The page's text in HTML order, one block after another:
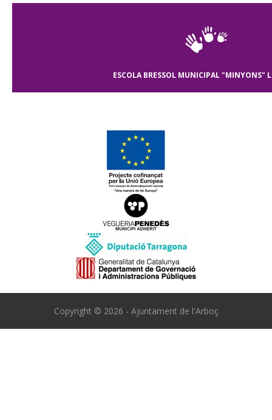
ESCOLA BRESSOL MUNICIPAL "MINYONS"
Copyright © 2026 - Ajuntament de l'Arboç